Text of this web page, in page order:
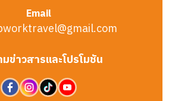
Email
ข่าวสารและโปรโมชัน